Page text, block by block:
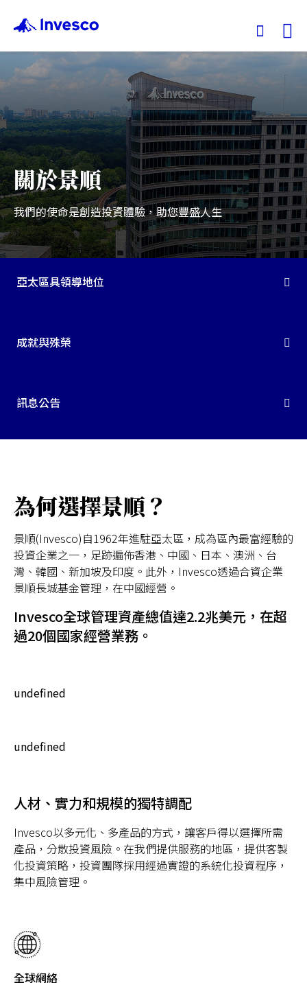
我們的基金
投資觀點
投資教育
服務中心
永續專區
關於景順
我們的使命是創造投資體驗，助您豐盛人生
亞太區具領導地位
成就與殊榮
訊息公告
為何選擇景順？
景順(Invesco)自1962年進駐亞太區，成為區內最富經驗的
投資企業之一，足跡遍佈香港、中國、日本、澳洲、台
灣、韓國、新加坡及印度。此外，Invesco透過合資企業
景順長城基金管理，在中國經營。
Invesco全球管理資產總值達2.2兆美元，在超
過20個國家經營業務。
undefined
undefined
人材、實力和規模的獨特調配
Invesco以多元化、多產品的方式，讓客戶得以選擇所需
產品，分散投資風險。在我們提供服務的地區，提供客製
化投資策略，投資團隊採用經過實證的系統化投資程序，
集中風險管理。
全球網絡